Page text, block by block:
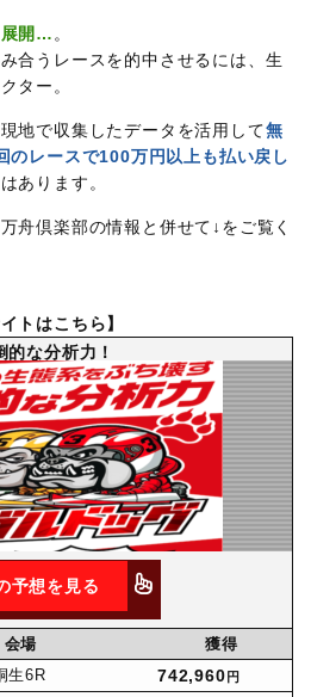
展開… 。
合うレースを的中させるには、生
ター。
地で収集したデータを活用して無
のレースで100万円以上も払い戻し
あります。
舟倶楽部の情報と併せて↓をご覧く
トはこちら】
的な分析力！
予想を見る
会場
獲得
生6R 742,960 円